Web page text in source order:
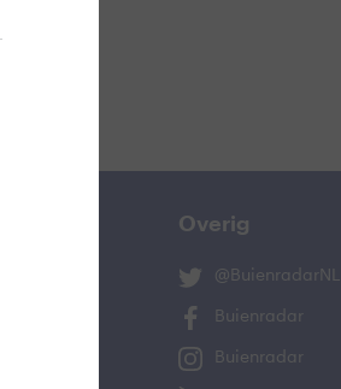
Overig
@BuienradarNL
Buienradar
Buienradar